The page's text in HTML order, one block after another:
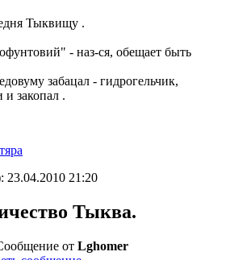
Тыквищу .
- наз-ся, обещает быть
забацал - гидрогельчик,
и закопал .
23.04.2010 21:20
Тыква.
от Lghomer